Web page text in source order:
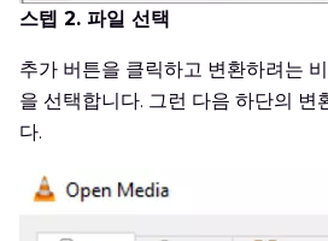
스텝 2. 파일 선택
추가 버튼을 클릭하고 변환하려는
을 선택합니다. 그런 다음 하단의 변
다.